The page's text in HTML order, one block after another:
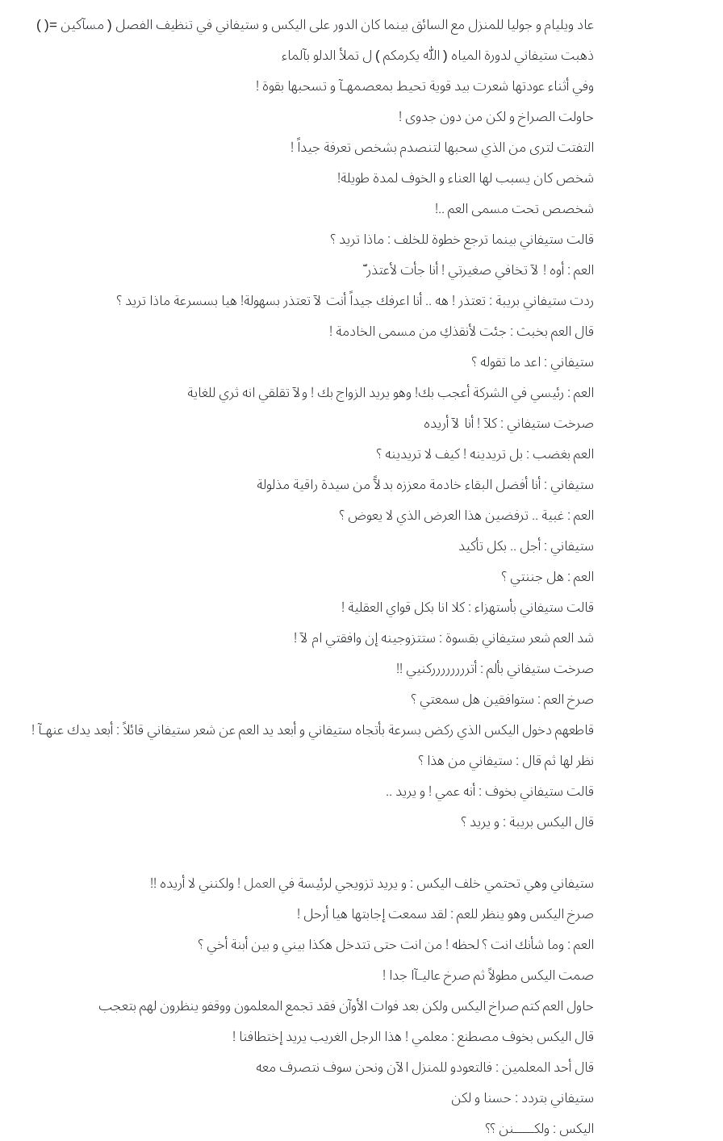
عاد ويليام و جوليا للمنزل مع السائق بينما كان الدور على اليكس و ستيفاني في تنظيف الفصل ( مسآكين =( )
ذهبت ستيفاني لدورة المياه ( الله يكرمكم ) ل تملأ الدلو بآلماء
وفي أثناء عودتها شعرت بيد قوية تحيط بمعصمهـآ و تسحبها بقوة !
حاولت الصراخ و لكن من دون جدوى !
التفتت لترى من الذي سحبها لتنصدم بشخص تعرفة جيداً !
شخص كان يسبب لها العناء و الخوف لمدة طويلة!
شخصص تحت مسمى العم ..!
قالت ستيفاني بينما ترجع خطوة للخلف : ماذا تريد ؟
العم : أوه ! لآ تخافي صغيرتي ! أنا جأت لأعتذر ّ
ردت ستيفاني بريبة : تعتذر ! هه .. أنا اعرفك جيداً أنت لآ تعتذر بسهولة! هيا بسسرعة ماذا تريد ؟
قال العم بخبث : جئت لأنقذكِ من مسمى الخادمة !
ستيفاني : اعد ما تقوله ؟
العم : رئيسي في الشركة أعجب بك! وهو يريد الزواج بك ! ولآ تقلقي انه ثري للغاية
صرخت ستيفاني : كلآ ! أنا لآ أريده
العم بغضب : بل تريدينه ! كيف لا تريدينه ؟
ستيفاني : أنا أفضل البقاء خادمة معززه بدلآً من سيدة راقية مذلولة
العم : غبية .. ترفضين هذا العرض الذي لا يعوض ؟
ستيفاني : أجل .. بكل تأكيد
العم : هل جننتي ؟
قالت ستيفاني بأستهزاء : كلا انا بكل قواي العقلية !
شد العم شعر ستيفاني بقسوة : ستتزوجينه إن وافقتي ام لآ !
صرخت ستيفاني بألم : أترررررررركنيي !!
صرخ العم : ستوافقين هل سمعتي ؟
قاطعهم دخول اليكس الذي ركض بسرعة بأتجاه ستيفاني و أبعد يد العم عن شعر ستيفاني قائلاً : أبعد يدك عنهـآ !
نظر لها ثم قال : ستيفاني من هذا ؟
قالت ستيفاني بخوف : أنه عمي ! و يريد ..
قال اليكس بريبة : و يريد ؟
ستيفاني وهي تحتمي خلف اليكس : و يريد تزويجي لرئيسة فيالعمل! ولكنني لا أريده !!
صرخ اليكس وهو ينظر للعم : لقد سمعت إجابتها هيا أرحل !
العم : وما شأنك انت ؟ لحظه ! من انت حتى تتدخل هكذا بيني و بين أبنة أخي ؟
صمت اليكس مطولاً ثم صرخ عاليـآا جدا !
حاول العم كتم صراخ اليكس ولكن بعد فوات الأوآن فقد تجمع المعلمون ووقفو ينظرون لهم بتعجب
قال اليكس بخوف مصطنع : معلمي ! هذا الرجل الغريب يريد إختطافنا !
قال أحد المعلمين : فالتعودو للمنزل الآن ونحن سوف نتصرف معه
ستيفاني بتردد : حسنا و لكن
اليكس : ولكـــــنن ؟؟